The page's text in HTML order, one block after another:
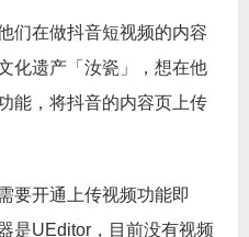
们在做抖音短视频的内容
化遗产「汝瓷」，想在他
能，将抖音的内容页上传
要开通上传视频功能即
是UEditor，目前没有视频